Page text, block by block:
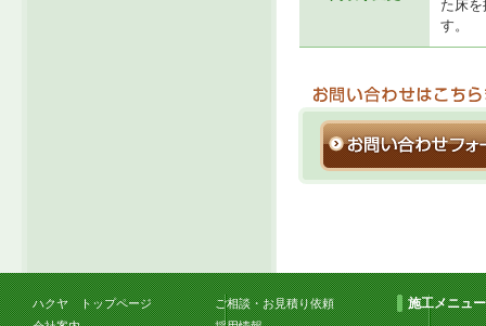
た床
す。
ハクヤ トップページ
ご相談・お見積り依頼
施工メニュー